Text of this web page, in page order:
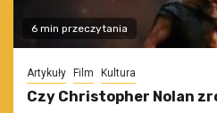
6 min przeczytania
Artykuły Film Kultura
Czy Christopher Nolan